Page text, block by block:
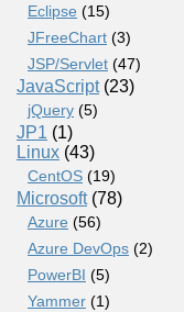
Eclipse (15)
JFreeChart (3)
JSP/Servlet (47)
JavaScript(23)
jQuery (5)
JP1 (1)
Linux (43)
CentOS (19)
Microsoft(78)
Azure (56)
Azure DevOps (2)
PowerBI (5)
Yammer (1)